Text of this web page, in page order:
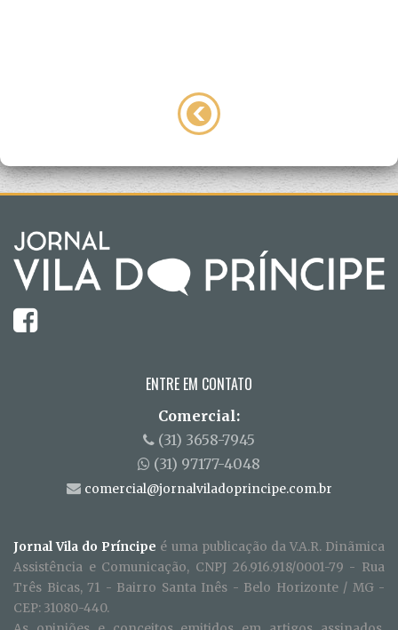
ENTRE EM CONTATO
Comercial:
(31) 3658-7945
(31) 97177-4048
comercial@jornalviladoprincipe.com.br
Jornal Vila do Príncipe é uma publicação da V.A.R. Dinãmica
Assistência e Comunicação, CNPJ 26.916.918/0001-79 - Rua
Três Bicas, 71 - Bairro Santa Inês - Belo Horizonte / MG -
CEP: 31080-440.